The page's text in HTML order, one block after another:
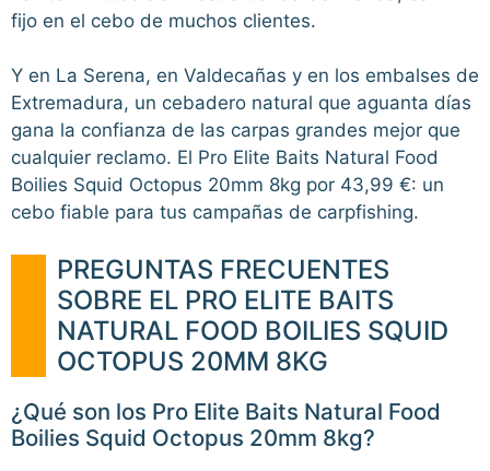
fijo en el cebo de muchos clientes.
Y en La Serena, en Valdecañas y en los embalses de
Extremadura, un cebadero natural que aguanta días
gana la confianza de las carpas grandes mejor que
cualquier reclamo. El Pro Elite Baits Natural Food
Boilies Squid Octopus 20mm 8kg por 43,99 €: un
cebo fiable para tus campañas de carpfishing.
PREGUNTAS FRECUENTES
SOBRE EL PRO ELITE BAITS
NATURAL FOOD BOILIES SQUID
OCTOPUS 20MM 8KG
¿Qué son los Pro Elite Baits Natural Food
Boilies Squid Octopus 20mm 8kg?